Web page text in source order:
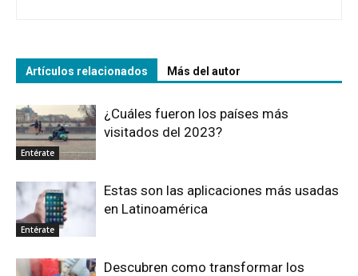
Artículos relacionados Más del autor
Entérate
¿Cuáles fueron los países más
visitados del 2023?
Entérate
Estas son las aplicaciones más usadas
en Latinoamérica
Descubren como transformar los